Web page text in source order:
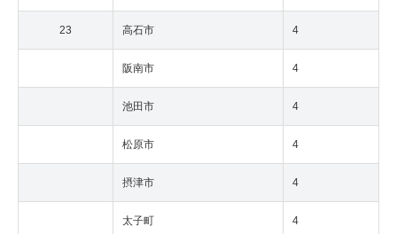
23 高石市 4
阪南市 4
池田市 4
松原市 4
摂津市 4
太子町 4